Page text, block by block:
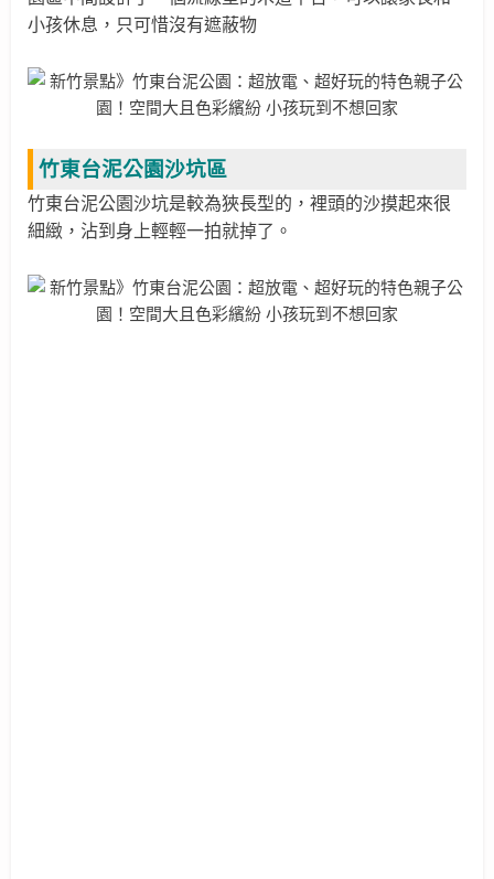
小孩休息，只可惜沒有遮蔽物
竹東台泥公園沙坑區
竹東台泥公園沙坑是較為狹長型的，裡頭的沙摸起來很
細緻 ，沾到身上輕輕一拍就掉了。